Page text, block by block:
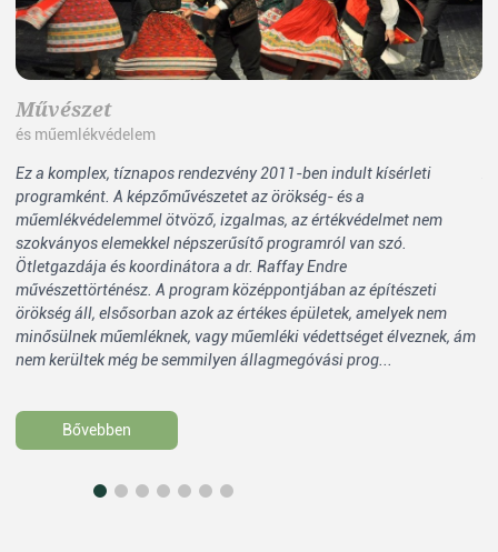
Művészet
és műemlékvédelem
Ez a komplex, tíznapos rendezvény 2011-ben indult kísérleti
programként. A képzőművészetet az örökség- és a
műemlékvédelemmel ötvöző, izgalmas, az értékvédelmet nem
szokványos elemekkel népszerűsítő programról van szó.
Ötletgazdája és koordinátora a dr. Raffay Endre
művészettörténész. A program középpontjában az építészeti
örökség áll, elsősorban azok az értékes épületek, amelyek nem
minősülnek műemléknek, vagy műemléki védettséget élveznek, ám
nem kerültek még be semmilyen állagmegóvási prog...
Bővebben